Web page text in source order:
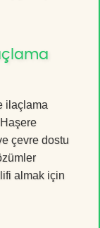
ilaçlama
çevre dostu
almak için